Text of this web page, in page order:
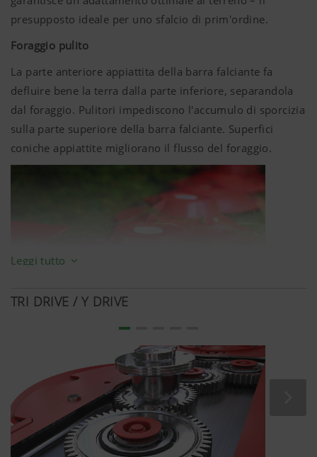
presupposto ideale per uno sfalcio di prim'ordine.
Foraggio pulito
La parte anteriore appiattita della barra falciante fa
defluire bene la terra dalla parte inferiore, separandola
dal foraggio. Pulitori impediscono l'accumulo di sporcizia
sulla parte superiore della barra falciante. Superfici
coniche appiattite migliorano il flusso del foraggio.
Pulitori integrati
Controcoltello incastrato
3 Lametta incastrata
Leggi tutto
TRI DRIVE / Y DRIVE